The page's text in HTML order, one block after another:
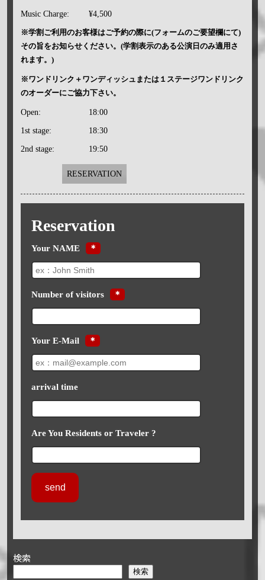
Music Charge: ¥4,500
※学割ご利用のお客様はご予約の際に(フォームのご要望欄にて)
その旨をお知らせください。(学割表示のある公演日のみ適用さ
れます。)
※ワンドリンク＋ワンディッシュまたは１ステージワンドリンク
のオーダーにご協力下さい。
Open: 18:00
1st stage: 18:30
2nd stage: 19:50
RESERVATION
Reservation
Your NAME ＊
Number of visitors ＊
Your E-Mail ＊
arrival time
Are You Residents or Traveler ?
検索
検索